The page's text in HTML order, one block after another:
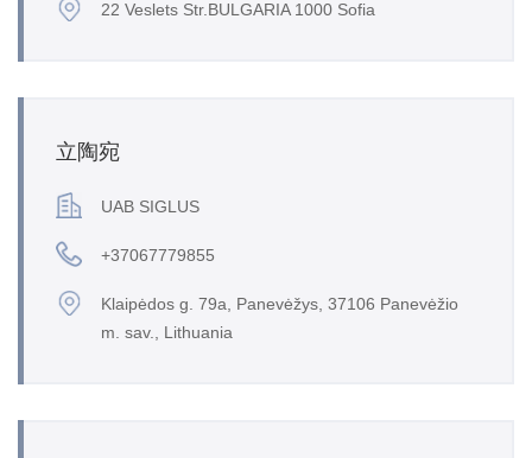
22 Veslets Str.BULGARIA 1000 Sofia
立陶宛
UAB SIGLUS
+37067779855
Klaipėdos g. 79a, Panevėžys, 37106 Panevėžio
m. sav., Lithuania